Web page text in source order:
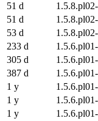
51 d
51 d
53 d
233 d
305 d
387 d
1 y
1 y
1 y